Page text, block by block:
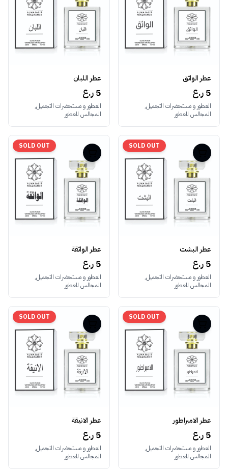
عطر الواثق
5 ر.ع
العطور و مستحضرات التجميل,
المجالس للعطور
عطر اللبان
5 ر.ع
العطور و مستحضرات التجميل,
المجالس للعطور
SOLD OUT
عطر البشت
5 ر.ع
العطور و مستحضرات التجميل,
المجالس للعطور
SOLD OUT
عطر الواثقة
5 ر.ع
العطور و مستحضرات التجميل,
المجالس للعطور
SOLD OUT
عطر الامبراطور
5 ر.ع
العطور و مستحضرات التجميل,
المجالس للعطور
SOLD OUT
عطر الانيقة
5 ر.ع
العطور و مستحضرات التجميل,
المجالس للعطور